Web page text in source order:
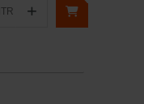
+